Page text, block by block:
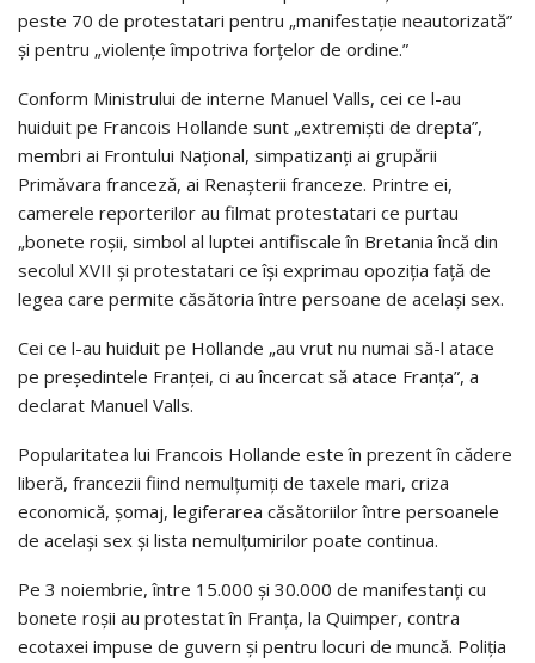
peste 70 de protestatari pentru „manifestaţie neautorizată”
şi pentru „violenţe împotriva forţelor de ordine.”
Conform Ministrului de interne Manuel Valls, cei ce l-au
huiduit pe Francois Hollande sunt „extremişti de drepta”,
membri ai Frontului Naţional, simpatizanţi ai grupării
Primăvara franceză, ai Renaşterii franceze. Printre ei,
camerele reporterilor au filmat protestatari ce purtau
„bonete roşii, simbol al luptei antifiscale în Bretania încă din
secolul XVII şi protestatari ce îşi exprimau opoziţia faţă de
legea care permite căsătoria între persoane de acelaşi sex.
Cei ce l-au huiduit pe Hollande „au vrut nu numai să-l atace
pe preşedintele Franţei, ci au încercat să atace Franţa”, a
declarat Manuel Valls.
Popularitatea lui Francois Hollande este în prezent în cădere
liberă, francezii fiind nemulţumiţi de taxele mari, criza
economică, şomaj, legiferarea căsătoriilor între persoanele
de acelaşi sex şi lista nemulţumirilor poate continua.
Pe 3 noiembrie, între 15.000 şi 30.000 de manifestanţi cu
bonete roşii au protestat în Franţa, la Quimper, contra
ecotaxei impuse de guvern şi pentru locuri de muncă. Poliţia